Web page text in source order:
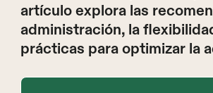
artículo explora las
administración, la
prácticas para optimizar la